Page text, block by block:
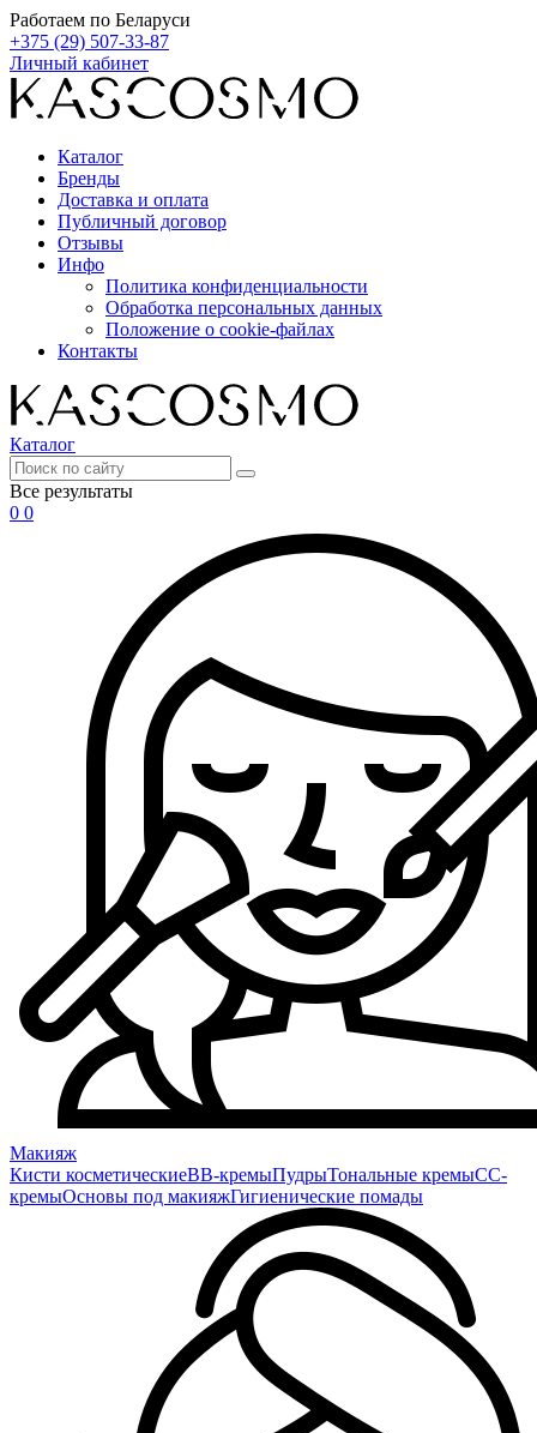
Работаем по Беларуси
+375 (29) 507-33-87
Личный кабинет
Каталог
Бренды
Доставка и оплата
Публичный договор
Отзывы
Инфо
Политика конфиденциальности
Обработка персональных данных
Положение о cookie-файлах
Контакты
Каталог
Все результаты
0 0
Макияж
Кисти косметическиеBB-кремыПудрыТональные кремыCC-
кремыОсновы под макияжГигиенические помады